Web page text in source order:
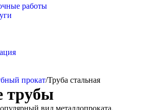
работы
прокат/Труба стальная
трубы
вид металлопроката,